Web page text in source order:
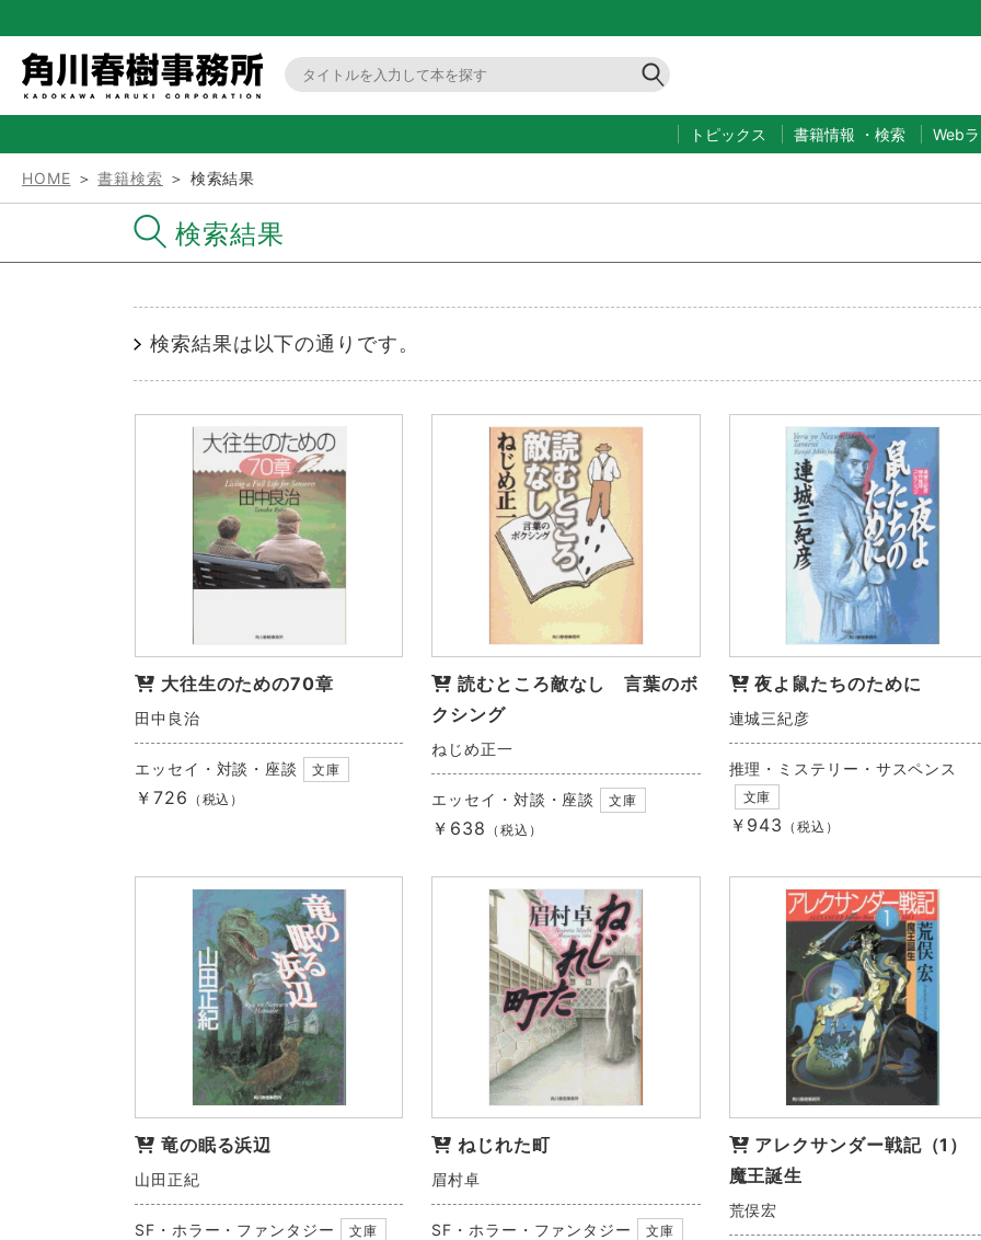
トピックス 書籍情報 ・ 検索 Web
HOME ＞書籍検索 ＞ 検索結果
検索結果
検索結果は以下の通りです。
大往生のための70章
田中良治
エッセイ・対談・座談 文庫
￥726 （税込）
読むところ敵なし 言葉のボ
クシング
ねじめ正一
エッセイ・対談・座談 文庫
￥638 （税込）
夜よ鼠たちのために
連城三紀彦
推理・ミステリー・サスペンス
文庫
￥943 （税込）
竜の眠る浜辺
山田正紀
SF・ホラー・ファンタジー 文庫
ねじれた町
眉村卓
SF・ホラー・ファンタジー 文庫
アレクサンダー戦記（1
魔王誕生
荒俣宏